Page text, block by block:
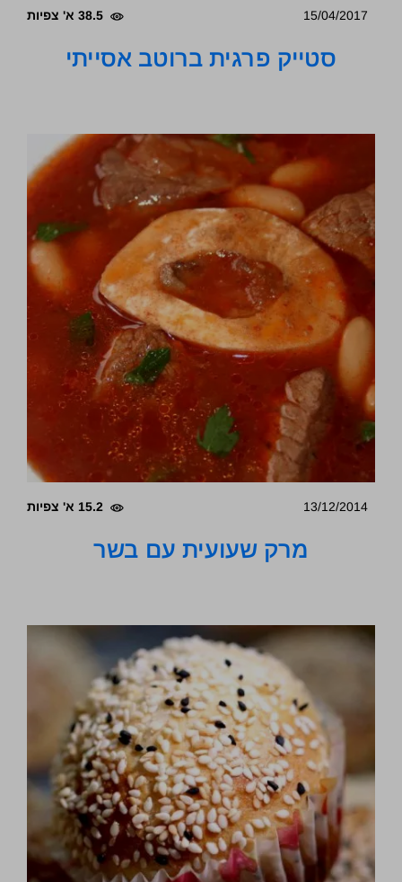
15/04/2017 38.5 א' צפיות
סטייק פרגית ברוטב אסייתי
13/12/2014 15.2 א' צפיות
מרק שעועית עם בשר